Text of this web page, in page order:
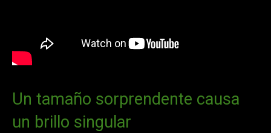
Un tamaño sorprendente causa
un brillo singular